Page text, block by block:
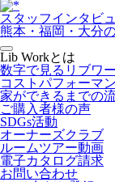
スタッフインタビ
熊本・福岡・大分
Lib Workとは
数字で見るリブワ
コストパフォーマ
家ができるまでの
ご購入者様の声
SDGs活動
オーナーズクラブ
ルームツアー動画
電子カタログ請求
お問い合わせ